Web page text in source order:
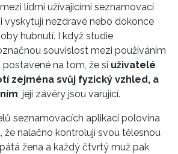
lidmi užívajícími seznamovací
vyskytují nezdravé nebo dokonce
hubnutí. I když studie
souvislost mezi používáním
postavené na tom, že si uživatelé
zejména svůj fyzický vzhled, a
, její závěry jsou varující.
seznamovacích aplikací polovina
že nalačno kontrolují svou tělesnou
žena a každý čtvrtý muž pak